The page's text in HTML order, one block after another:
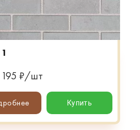
195 ₽/шт
Купить